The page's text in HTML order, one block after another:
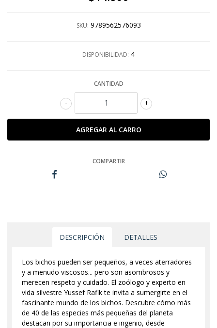
SKU: 9789562576093
DISPONIBILIDAD: 4
CANTIDAD
+
-
COMPARTIR
DESCRIPCIÓN DETALLES
Los bichos pueden ser pequeños, a veces aterradores
y a menudo viscosos... pero son asombrosos y
merecen respeto y cuidado. El zoólogo y experto en
vida silvestre Yussef Rafik te invita a sumergirte en el
fascinante mundo de los bichos. Descubre cómo más
de 40 de las especies más pequeñas del planeta
destacan por su importancia e ingenio, desde